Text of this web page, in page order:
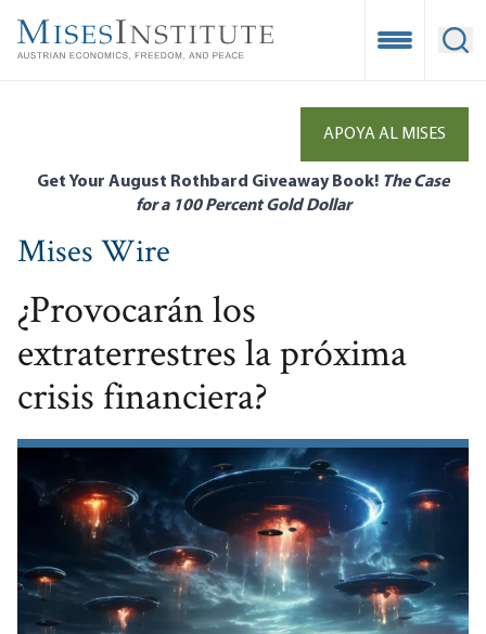
main
Open
APOYA AL MISES
Get Your August Rothbard Giveaway Book! The Case
for a 100 Percent Gold Dollar
Mises Wire
¿Provocarán los
extraterrestres la próxima
crisis financiera?